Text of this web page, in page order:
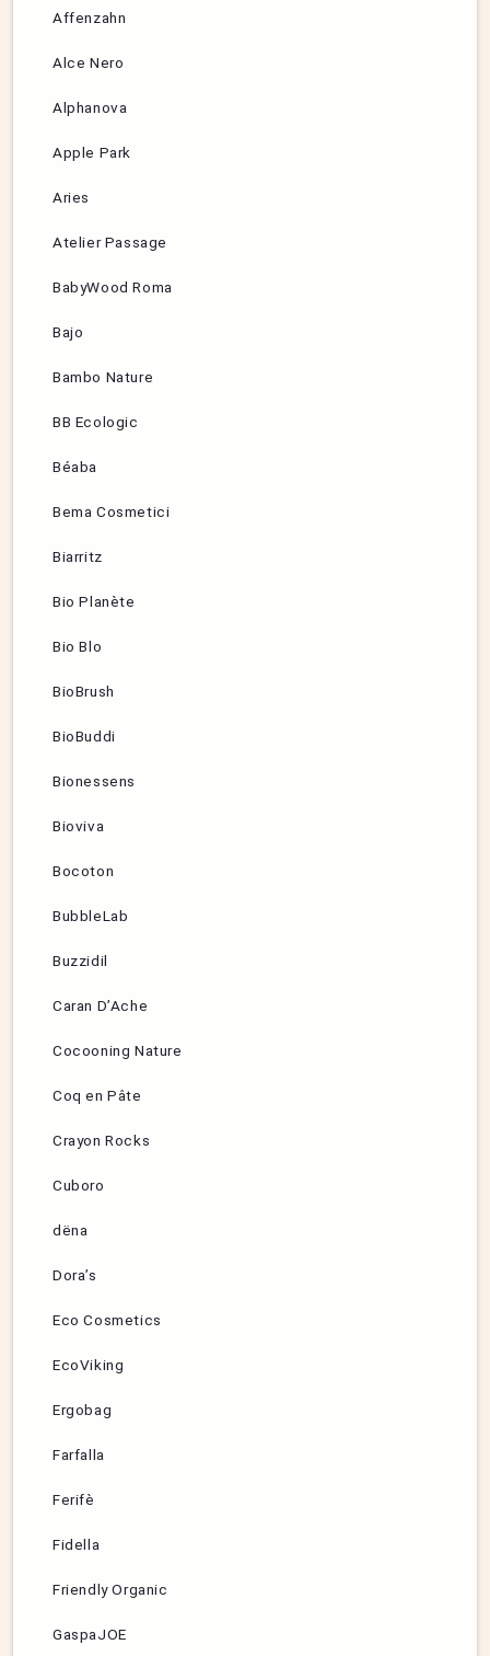
Affenzahn
Alce Nero
Alphanova
Apple Park
Aries
Atelier Passage
BabyWood Roma
Bajo
Bambo Nature
BB Ecologic
Béaba
Bema Cosmetici
Biarritz
Bio Planète
Bio Blo
BioBrush
BioBuddi
Bionessens
Bioviva
Bocoton
BubbleLab
Buzzidil
Caran D’Ache
Cocooning Nature
Coq en Pâte
Crayon Rocks
Cuboro
dëna
Dora’s
Eco Cosmetics
EcoViking
Ergobag
Farfalla
Ferifè
Fidella
Friendly Organic
GaspaJOE